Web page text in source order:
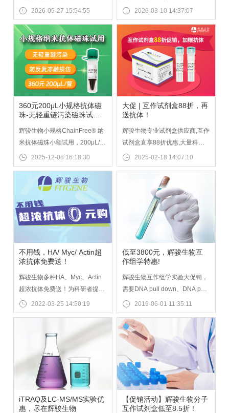
down结合蛋白质谱鉴定样本仅
需533元。实验数据可直接用于
期刊投稿，辉骏15年技术经验，
数据真实可靠，已助力多篇高影
响因子IF>30+文章发表。
2026-05-27 15:54:55
元/1ml。 送质谱检测+200元京
东卡,多买多送。辉骏磁珠无抗体
重轻链干扰，特异性强，适配
IP/CoIP实验，纳米磁珠现货速
发，助力科研高效省钱！
2026-03-10 14:37:07
360元200μL小规格抗体磁
珠-无轻重链污染磁珠试用-
辉骏生物小规格ChainFree® 纳
米抗体磁珠小额试用，200μL/管
仅360元，晒单返现50元!专为
CoIP（免疫共沉淀）、IP（免疫
沉淀）实验打造的纳米抗体磁
珠，彻底规避传统抗体磁珠的轻
重链干扰，实验背景更清晰、结
果更精准！无轻重链污染,亲和力
强,结合量高,辉骏纳米抗体磁珠
周期短，同时适配蛋白纯化等多
科研场景.可申领 Flag 磁珠、HA
2025-12-08 16:18:30
大促 | 互作试剂盒88折，再
送抗体！
辉骏生物专业试剂盒供应商,互作
试剂盒直享88折优惠,大量科研
者使用辉骏试剂盒可获得理想实
验效果及实验数据,协助众多客户
发表文献,辉骏生物分子互作试剂
盒操作简便,强亲和力,品质好,实
验结果稳定!现有
RNA/DNA/GSTpulldown试剂
盒、ChainFree® Flag-tag Co-
IP试剂盒等优惠活动
2025-02-18 14:07:10
不用钱，HA/ Myc/ Actin超
浓抗体免费送！
辉骏生物多种HA、Myc、Actin
超浓抗体免费送！为科研者提供
Flag、HA、Myc、His、V5、
GAPDH、Actin、Tubulin等多种
抗体。辉骏10年专注抗体测序、
抗体表达服务，蛋白质测序、抗
体解析、蛋白解析等，我们已建
成完善的抗体蛋白测序和重组抗
体表达平台，以实惠的价格费用
实现抗体快速制备、表达质料构
建等实验。
2022-03-25 14:50:19
低至3800元，辉骏生物互
作组学特惠!
辉骏生物互作组学实验大促销，
需要DNA pull down、DNA pull
down MS、GST pull down、
GST pull down MS实验的小伙
伴赶紧联系我们吧！！！
2019-06-01 11:35:11
iTRAQ及LC-MS/MS实验优
惠，尽在辉骏生物
【促销活动】辉骏生物分子
互作试剂盒低至8.5折！